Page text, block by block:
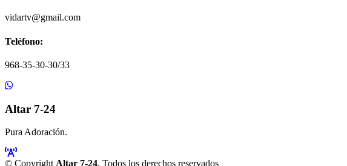
vidartv@gmail.com
Teléfono:
968-35-30-30/33
Altar 7-24
Pura Adoración.
© Copyright Altar 7-24. Todos los derechos reservados